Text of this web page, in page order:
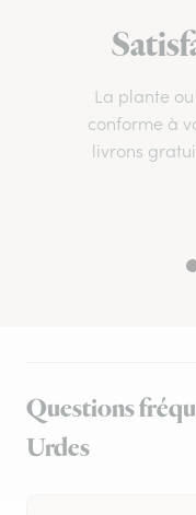
La plante
conforme à
livrons
Questions
Urdes